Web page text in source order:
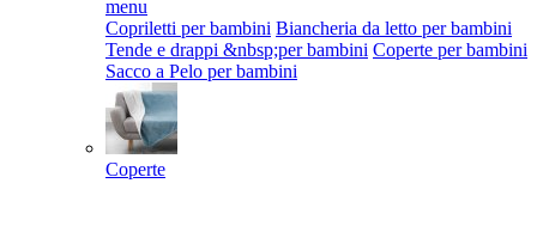
menu
Copriletti per bambini Biancheria da letto per bambini
Tende e drappi &nbsp;per bambini Coperte per bambini
Sacco a Pelo per bambini
Coperte